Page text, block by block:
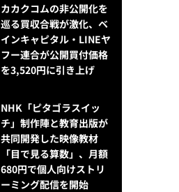
カカクコムの非公開化を
巡る買収合戦が激化、ベ
インキャピタル・LINEヤ
フー連合が公開買付価格
を3,520円に引き上げ
NHK「ピタゴラスイッ
チ」制作陣と教育出版が
共同開発した映像教材
「目で見る算数」、月額
680円で個人向けストリ
ーミング配信を開始